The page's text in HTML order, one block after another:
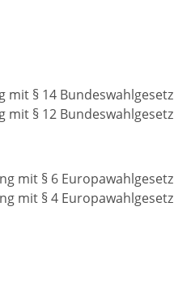
mit § 14 Bundeswahlgesetz
mit § 12 Bundeswahlgesetz
mit § 6 Europawahlgesetz
mit § 4 Europawahlgesetz